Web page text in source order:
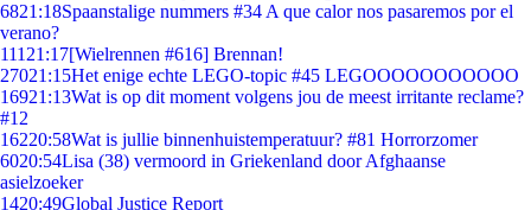
6821:18Spaanstalige nummers #34 A que calor nos pasaremos por el
verano?
111 21:17[Wielrennen #616] Brennan!
27021:15Het enige echte LEGO-topic #45 LEGOOOOOOOOOOO
16921:13Wat is op dit moment volgens jou de meest irritante reclame?
#12
16220:58Wat is jullie binnenhuistemperatuur? #81 Horrorzomer
6020:54Lisa (38) vermoord in Griekenland door Afghaanse
asielzoeker
1420:49Global Justice Report